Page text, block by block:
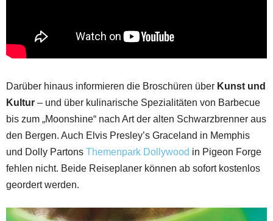
Darüber hinaus informieren die Broschüren über Kunst und
Kultur – und über kulinarische Spezialitäten von Barbecue
bis zum „Moonshine“ nach Art der alten Schwarzbrenner aus
den Bergen. Auch Elvis Presley’s Graceland in Memphis
und Dolly Partons Themenpark Dollywood in Pigeon Forge
fehlen nicht. Beide Reiseplaner können ab sofort kostenlos
geordert werden.